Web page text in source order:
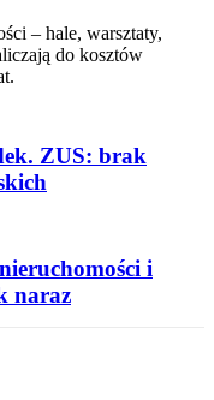
– hale, warsztaty,
do kosztów
ZUS: brak
i
naraz